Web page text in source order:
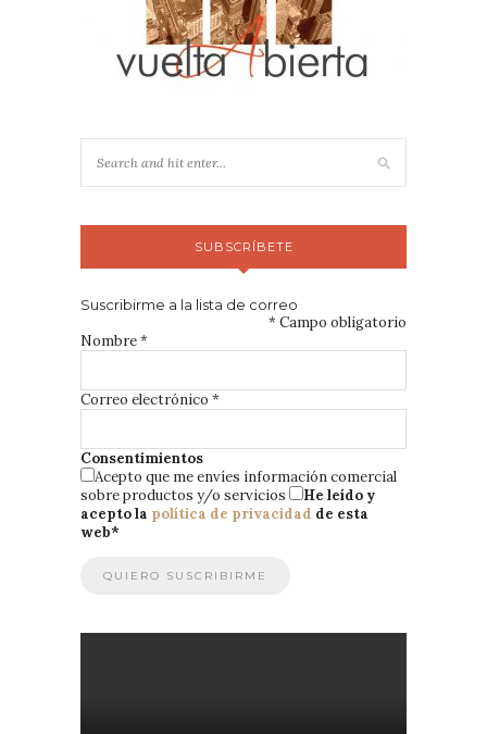
SUBSCRÍBETE
Suscribirme a la lista de correo
* Campo obligatorio
Nombre*
Correo electrónico *
Consentimientos
Acepto que me envíes información comercial
sobre productos y/o servicios
He leído y
acepto la política de privacidad de esta
web*